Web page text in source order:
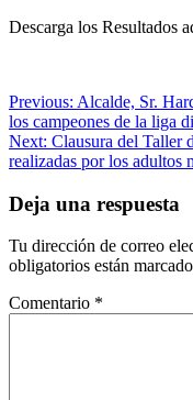
Descarga los Resultados
Navegación
de
entradas
Previous: Alcalde, Sr.
los campeones de la liga
Next: Clausura del Taller
realizadas por los adultos
Deja una respuesta
Tu dirección de correo
obligatorios están
Comentario *